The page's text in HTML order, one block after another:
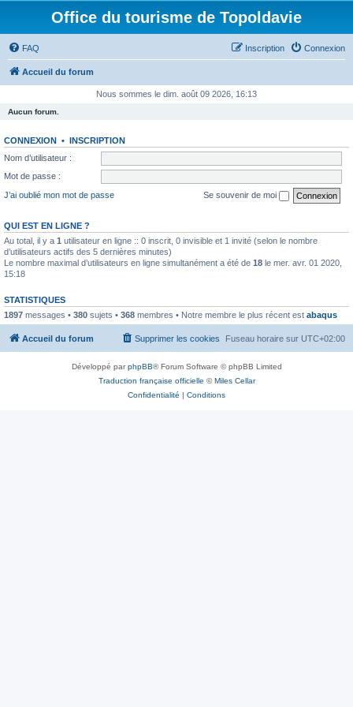
Office du tourisme de Topoldavie
FAQ Connexion
Inscription
Accueil du forum
Nous sommes le dim. août 09 2026, 16:13
Aucun forum.
CONNEXION • INSCRIPTION
Nom d’utilisateur :
Mot de passe :
J’ai oublié mon mot de passe
Se souvenir de moi
QUI EST EN LIGNE ?
Au total, il y a 1 utilisateur en ligne :: 0 inscrit, 0 invisible et 1 invité (selon le nombre
d’utilisateurs actifs des 5 dernières minutes)
Le nombre maximal d’utilisateurs en ligne simultanément a été de 18 le mer. avr. 01 2020,
15:18
STATISTIQUES
1897 messages • 380 sujets • 368 membres • Notre membre le plus récent est abaqus
Accueil du forum Fuseau horaire sur UTC+02:00
Supprimer les cookies
Développé parphpBB® Forum Software © phpBB Limited
Traduction française officielle ©Miles Cellar
Confidentialité | Conditions